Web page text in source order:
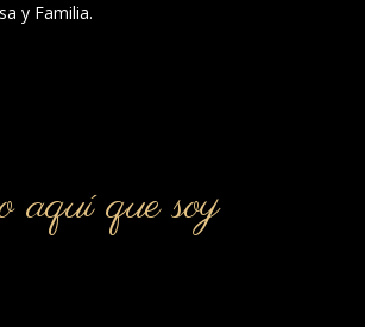
y Familia.
que soy